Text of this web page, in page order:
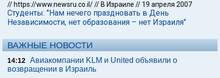
// https://www.newsru.co.il/// В Израиле // 19 апреля 2007
Студенты: "Нам нечего праздновать в День
Независимости, нет образования – нет Израиля"
ВАЖНЫЕ НОВОСТИ
14:12 Авиакомпании KLM и United объявили о
возвращении в Израиль